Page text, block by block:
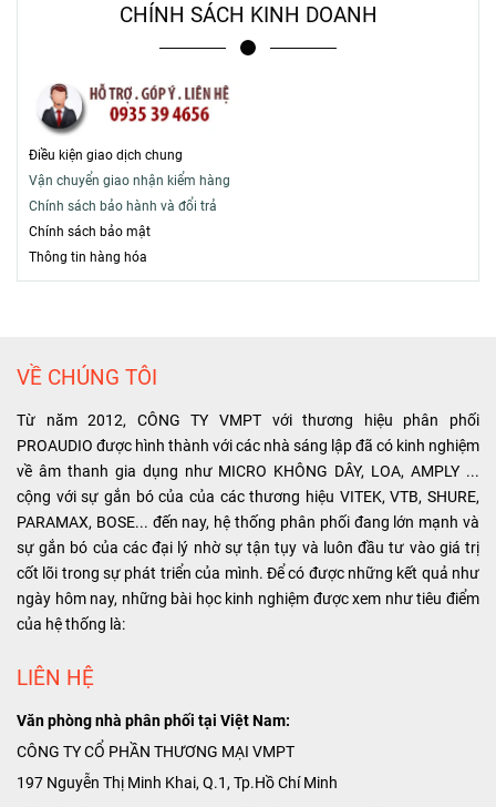
CHÍNH SÁCH KINH DOANH
Điều kiện giao dịch chung
Vận chuyển giao nhận kiểm hàng
Chính sách bảo hành và đổi trả
Chính sách bảo mật
Thông tin hàng hóa
VỀ CHÚNG TÔI
Từ năm 2012, CÔNG TY VMPT với thương hiệu phân phối
PROAUDIO được hình thành với các nhà sáng lập đã có kinh nghiệm
về âm thanh gia dụng như MICRO KHÔNG DÂY, LOA, AMPLY ...
cộng với sự gắn bó của của các thương hiệu VITEK, VTB, SHURE,
PARAMAX, BOSE... đến nay, hệ thống phân phối đang lớn mạnh và
sự gắn bó của các đại lý nhờ sự tận tụy và luôn đầu tư vào giá trị
cốt lõi trong sự phát triển của mình. Để có được những kết quả như
ngày hôm nay, những bài học kinh nghiệm được xem như tiêu điểm
của hệ thống là:
LIÊN HỆ
Văn phòng nhà phân phối tại Việt Nam:
CÔNG TY CỔ PHẦN THƯƠNG MẠI VMPT
197 Nguyễn Thị Minh Khai, Q.1, Tp.Hồ Chí Minh